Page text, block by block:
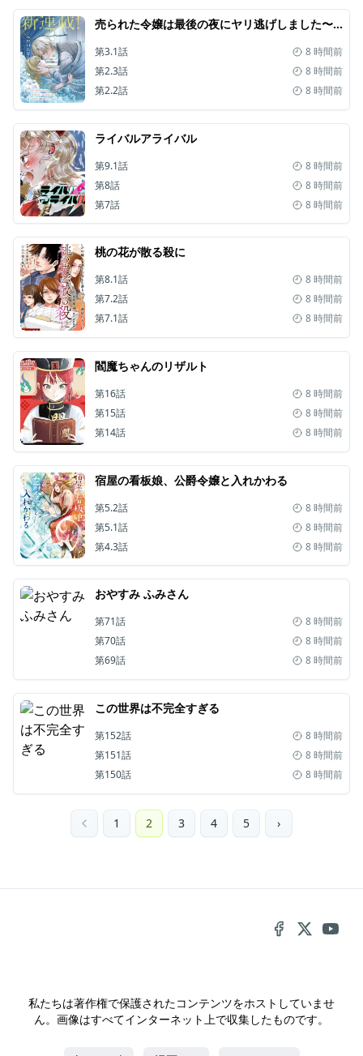
売られた令嬢は最後の夜にヤリ逃げしました〜平和に子育てしていると、迎えに来たのは激重王子様でした〜
第3.1話
8 時間前
第2.3話
8 時間前
第2.2話
8 時間前
ライバルアライバル
第9.1話
8 時間前
第8話
8 時間前
第7話
8 時間前
桃の花が散る殺に
第8.1話
8 時間前
第7.2話
8 時間前
第7.1話
8 時間前
閻魔ちゃんのリザルト
第16話
8 時間前
第15話
8 時間前
第14話
8 時間前
宿屋の看板娘、公爵令嬢と入れかわる
第5.2話
8 時間前
第5.1話
8 時間前
第4.3話
8 時間前
おやすみ ふみさん
第71話
8 時間前
第70話
8 時間前
第69話
8 時間前
この世界は不完全すぎる
第152話
8 時間前
第151話
8 時間前
第150話
8 時間前
1 2 3 4 5 ›
私たちは著作権で保護されたコンテンツをホストしていませ
ん。画像はすべてインターネット上で収集したものです。